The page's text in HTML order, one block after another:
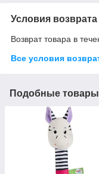
Условия возврата
Возврат товара в
Все условия
Подобные